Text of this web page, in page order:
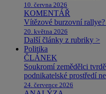
10. června 2026
KOMENTÁŘ
Vítězové burzovní
20. května 2026
Další články z rubriky >
Politika
ČLÁNEK
Soukromí zemědělci
podnikatelské prostředí
24. července 2026